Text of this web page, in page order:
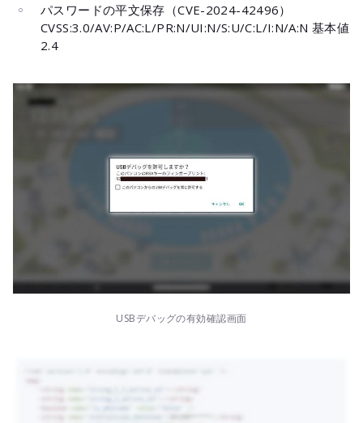
パスワードの平文保存（CVE-2024-42496）
CVSS:3.0/AV:P/AC:L/PR:N/UI:N/S:U/C:L/I:N/A:N 基本値
2.4
USBデバッグの有効確認画面